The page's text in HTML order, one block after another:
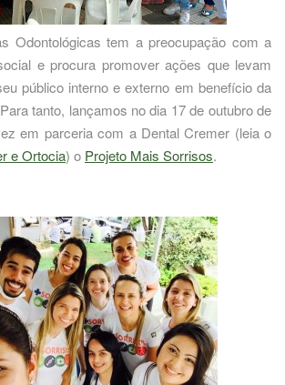
Odontológicas tem a preocupação com a
e procura promover ações que levam
público interno e externo em benefício da
tanto, lançamos no dia 17 de outubro de
em parceria com a Dental Cremer (leia o
e Ortocia) o Projeto Mais Sorrisos.